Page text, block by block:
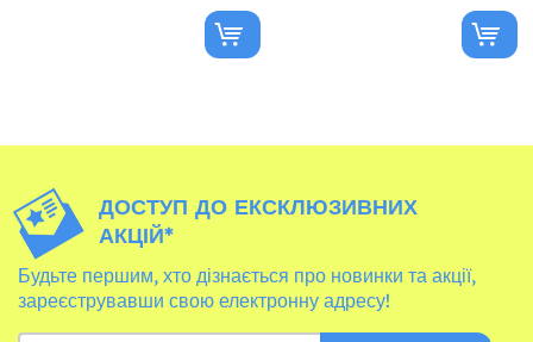
ДОСТУП ДО ЕКСКЛЮЗИВНИХ
АКЦІЙ*
Будьте першим, хто дізнається про новинки та акції,
зареєструвавши свою електронну адресу!